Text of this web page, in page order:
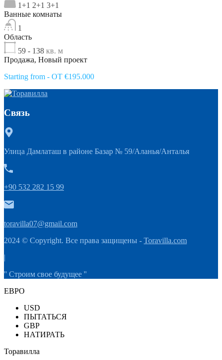
1+1 2+1 3+1
Ванные комнаты
1
Область
59 - 138 кв. м
Продажа, Новый проект
Starting from - OT €195.000
Связь
Улица Дамлаташ в районе Базар № 59/Аланья/Анталья
+90 532 282 15 99
toravilla07@gmail.com
2024 © Copyright. Все права защищены - Toravilla.com
|
'' Строим свое будущее ''
ЕВРО
USD
ПЫТАТЬСЯ
GBP
НАТИРАТЬ
Торавилла